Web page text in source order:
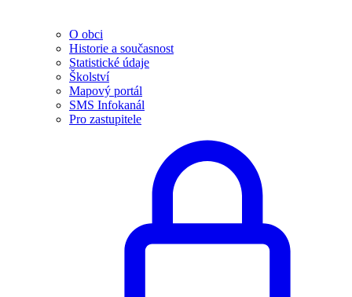
O obci
Historie a současnost
Statistické údaje
Školství
Mapový portál
SMS Infokanál
Pro zastupitele